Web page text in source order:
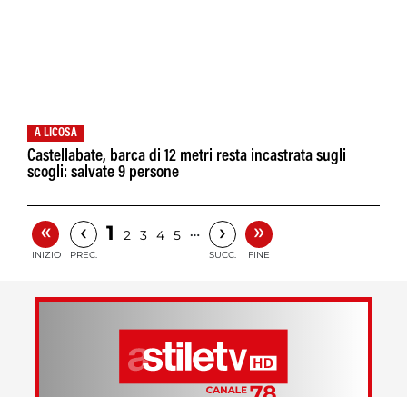
A LICOSA
Castellabate, barca di 12 metri resta incastrata sugli
scogli: salvate 9 persone
«
INIZIO
‹
PREC.
1 2 3 4 5 … ›
SUCC.
»
FINE